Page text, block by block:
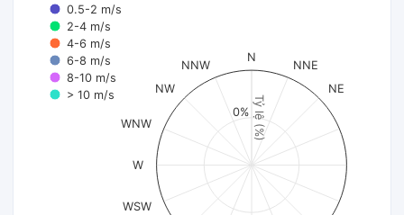
Tỷ lệ (%)
0.5-2 m/s
2-4 m/s
4-6 m/s
6-8 m/s
8-10 m/s
> 10 m/s
N
NNE
NE
WSW
W
WNW
NW
NNW
0%